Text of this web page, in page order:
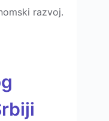
razvoj.